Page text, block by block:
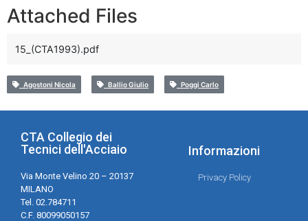
Attached Files
15_(CTA1993).pdf
Agostoni Nicola Ballio Giulio Poggi Carlo
CTA Collegio dei
Tecnici dell'Acciaio
Via Monte Velino 20 – 20137
MILANO
Tel. 02.784711
C.F. 80099050157
Informazioni
Privacy Policy